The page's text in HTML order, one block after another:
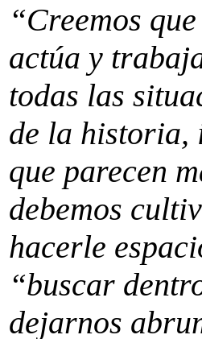
“Creemos
actúa y
todas las
de la historia,
que parecen
debemos
hacerle
“buscar
dejarnos